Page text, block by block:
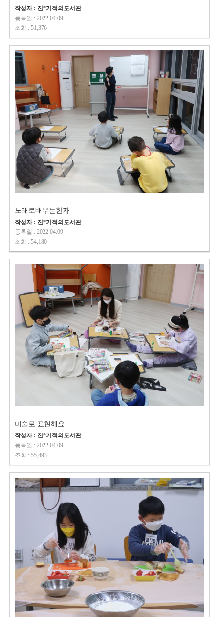
작성자 : 진*기적의도서관
등록일 : 2022.04.09
조회 : 51,376
노래로배우는한자
작성자 : 진*기적의도서관
등록일 : 2022.04.09
조회 : 54,180
미술로 표현해요
작성자 : 진*기적의도서관
등록일 : 2022.04.09
조회 : 55,493